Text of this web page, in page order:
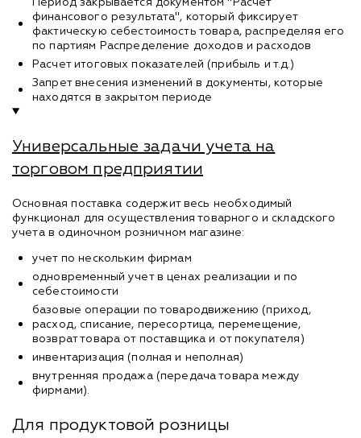
Период закрывается документом "Расчет
финансового результата", который фиксирует
фактическую себестоимость товара, распределяя его
по партиям Распределение доходов и расходов
Расчет итоговых показателей (прибыль и т.д.)
Запрет внесения изменений в документы, которые
находятся в закрытом периоде
Универсальные задачи учета на
торговом предприятии
Основная поставка содержит весь необходимый
функционал для осуществления товарного и складского
учета в одиночном розничном магазине:
учет по нескольким фирмам
одновременный учет в ценах реализации и по
себестоимости
базовые операции по товародвижению (приход,
расход, списание, пересортица, перемещение,
возврат товара от поставщика и от покупателя)
инвентаризация (полная и неполная)
внутренняя продажа (передача товара между
фирмами).
Для продуктовой розницы